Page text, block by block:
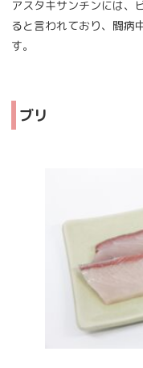
アスタキサンチンには、
ると言われており、闘病
す。
ブリ